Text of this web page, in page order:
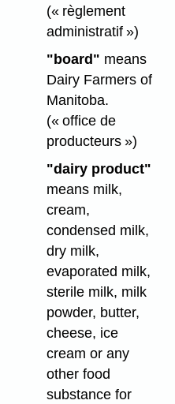
(« règlement
administratif »)
"board" means
Dairy Farmers of
Manitoba.
(« office de
producteurs »)
"dairy product"
means milk,
cream,
condensed milk,
dry milk,
evaporated milk,
sterile milk, milk
powder, butter,
cheese, ice
cream or any
other food
substance for